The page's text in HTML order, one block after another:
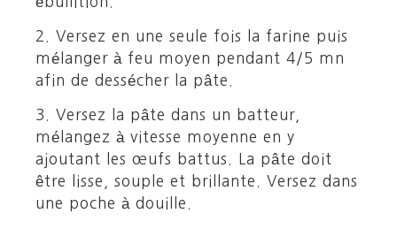
2. Versez en une seule fois la farine puis
mélanger à feu moyen pendant 4/5 mn
afin de dessécher la pâte.
3. Versez la pâte dans un batteur,
mélangez à vitesse moyenne en y
ajoutant les œufs battus. La pâte doit
être lisse, souple et brillante. Versez dans
une poche à douille.